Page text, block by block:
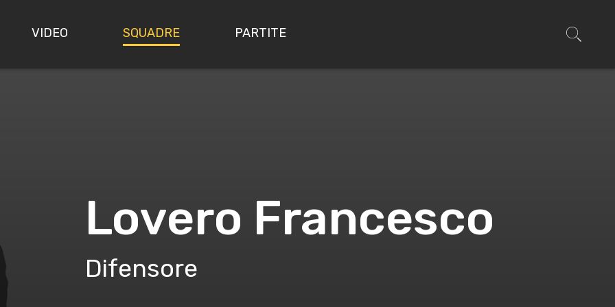
VIDEO SQUADRE PARTITE
Lovero Francesco
Difensore